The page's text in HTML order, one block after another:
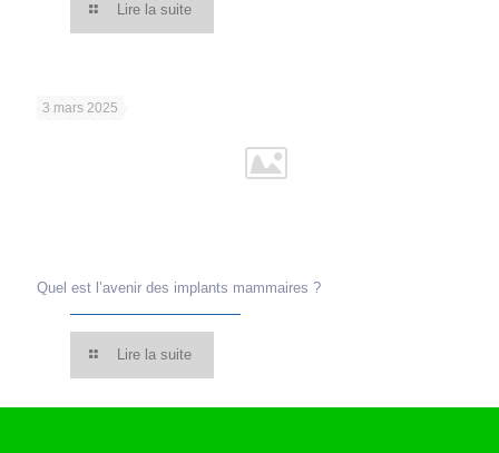
Lire la suite
3 mars 2025
Quel est l’avenir des implants mammaires ?
Lire la suite